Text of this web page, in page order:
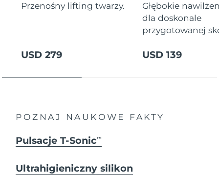
Przenośny lifting twarzy.
USD 279
Głębokie
dla doskonale
przygotowanej
USD 139
POZNAJ NAUKOWE FAKTY
Pulsacje T-SonicTM
Ultrahigieniczny silikon